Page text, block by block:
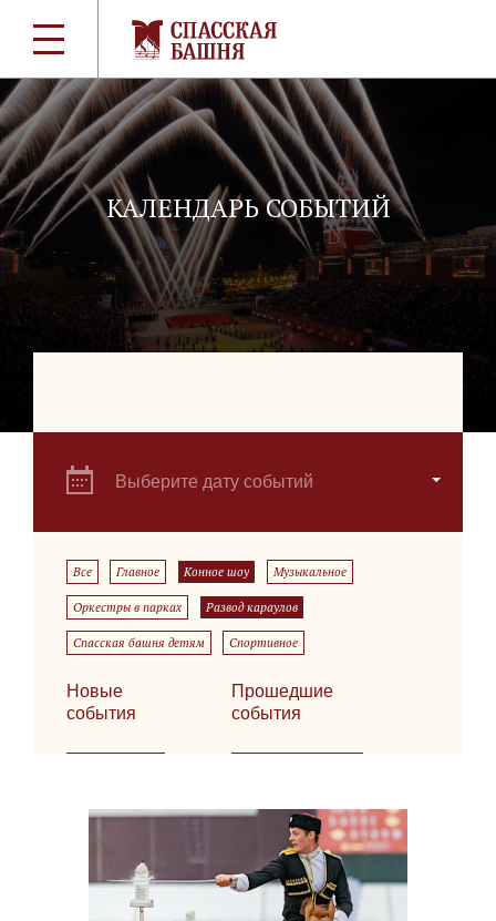
КАЛЕНДАРЬ СОБЫТИЙ
Выберите дату событий
Все Главное Конное шоу Музыкальное
Оркестры в парках Развод караулов
Спасская башня детям Спортивное
Новые
события
Прошедшие
события